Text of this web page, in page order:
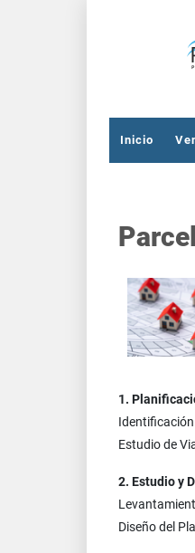
Inicio
1.
Estudio de
2. Estudio y
Diseño del